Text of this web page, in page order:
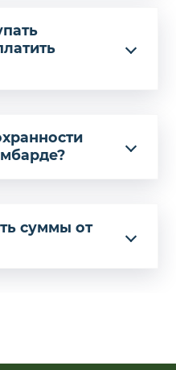
суммы от